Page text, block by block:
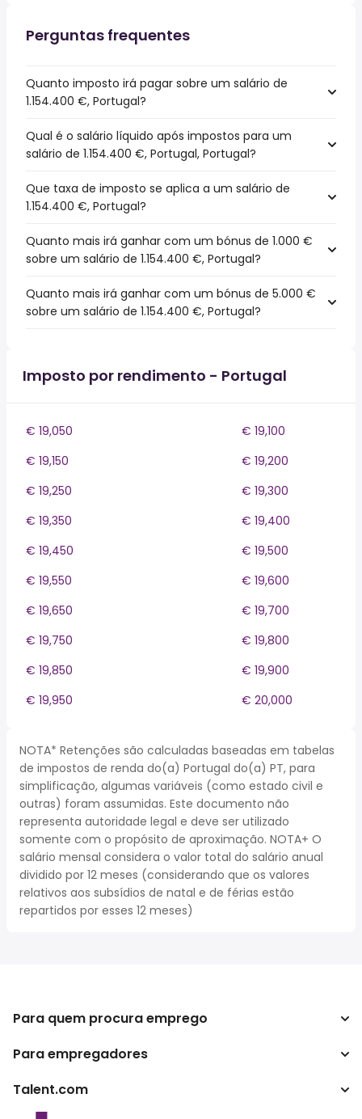
Perguntas frequentes
Quanto imposto irá pagar sobre um salário de
1.154.400 €, Portugal?
Qual é o salário líquido após impostos para um
salário de 1.154.400 €, Portugal, Portugal?
Que taxa de imposto se aplica a um salário de
1.154.400 €, Portugal?
Quanto mais irá ganhar com um bónus de 1.000 €
sobre um salário de 1.154.400 €, Portugal?
Quanto mais irá ganhar com um bónus de 5.000 €
sobre um salário de 1.154.400 €, Portugal?
Imposto por rendimento - Portugal
€ 19,050
€ 19,100
€ 19,150
€ 19,200
€ 19,250
€ 19,300
€ 19,350
€ 19,400
€ 19,450
€ 19,500
€ 19,550
€ 19,600
€ 19,650
€ 19,700
€ 19,750
€ 19,800
€ 19,850
€ 19,900
€ 19,950
€ 20,000
NOTA* Retenções são calculadas baseadas em tabelas
de impostos de renda do(a) Portugal do(a) PT, para
simplificação, algumas variáveis (como estado civil e
outras) foram assumidas. Este documento não
representa autoridade legal e deve ser utilizado
somente com o propósito de aproximação. NOTA+ O
salário mensal considera o valor total do salário anual
dividido por 12 meses (considerando que os valores
relativos aos subsídios de natal e de férias estão
repartidos por esses 12 meses)
Para quem procura emprego
Procurar empregos
Para empregadores
Empreendimento
Talent.com